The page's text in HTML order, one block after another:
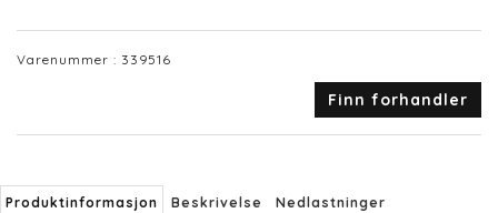
Varenummer : 339516
Finn forhandler
Produktinformasjon Beskrivelse Nedlastninger